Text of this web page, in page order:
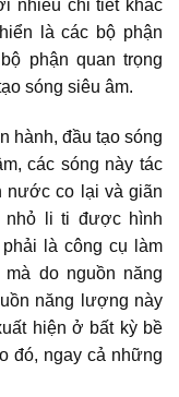
nhiều chi tiết khác
là các bộ phận
phận quan trọng
sóng siêu âm.
hành, đầu tạo sóng
các sóng này tác
nước co lại và giãn
nhỏ li ti được hình
là công cụ làm
do nguồn năng
năng lượng này
hiện ở bất kỳ bề
đó, ngay cả những